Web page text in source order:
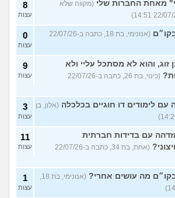
מאחת החברות שלי (מקווה שלא
8
עצות
(אנונימי, בת 18, כתבה ב-22/07/26
0
עצות
זוג, והוא לא מסתכל עליי ולא
(כינוי, בת 26, כתבה ב-22/07/26
9
עצות
לימודים דו חוגיים בכלכלה (אלון, בן
3
עצות
עם בדידות חברתית
(אחת, בת 34, כתבה ב-22/07/26
11
עצות
מה עושים אחרי?
(אנונימי, בת 18,
1
עצות